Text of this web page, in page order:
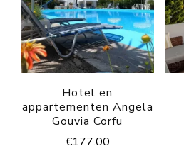
Hotel en
appartementen Angela
Gouvia Corfu
€177.00